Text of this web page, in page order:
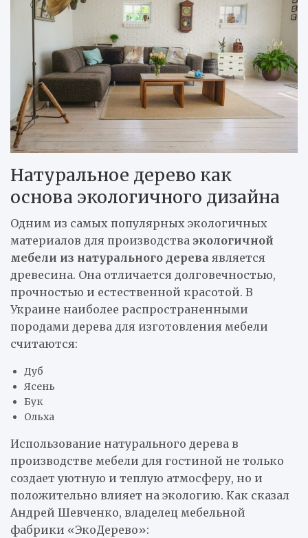
Натуральное дерево как
основа экологичного дизайна
Одним из самых популярных экологичных
материалов для производства экологичной
мебели из натурального дерева является
древесина. Она отличается долговечностью,
прочностью и естественной красотой. В
Украине наиболее распространенными
породами дерева для изготовления мебели
считаются:
Дуб
Ясень
Бук
Ольха
Использование натурального дерева в
производстве мебели для гостиной не только
создает уютную и теплую атмосферу, но и
положительно влияет на экологию. Как сказал
Андрей Шевченко, владелец мебельной
фабрики «ЭкоДерево»: